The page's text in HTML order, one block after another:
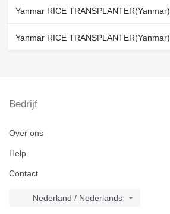
Yanmar RICE TRANSPLANTER(Yanmar)
Yanmar RICE TRANSPLANTER(Yanmar)
Bedrijf
Over ons
Help
Contact
Nederland / Nederlands